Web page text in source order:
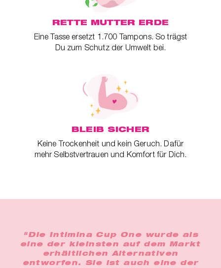
RETTE MUTTER ERDE
Eine Tasse ersetzt 1.700 Tampons. So trägst
Du zum Schutz der Umwelt bei.
BLEIB SICHER
Keine Trockenheit und kein Geruch. Dafür
mehr Selbstvertrauen und Komfort für Dich.
"Die Intimina Cup One wurde als
eine der kleinsten auf dem Markt
erhältlichen Alternativen
entworfen. Sie ist auch eine der